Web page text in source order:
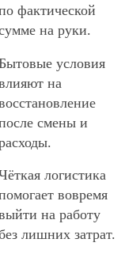
фактической
на руки.
условия
на
смены и
логистика
вовремя
на работу
лишних затрат.